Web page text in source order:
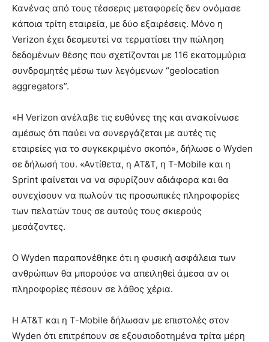
Κανένας από τους τέσσερις μεταφορείς δεν ονόμασε
κάποια τρίτη εταιρεία, με δύο εξαιρέσεις. Μόνο η
Verizon έχει δεσμευτεί να τερματίσει την πώληση
δεδομένων θέσης που σχετίζονται με 116 εκατομμύρια
συνδρομητές μέσω των λεγόμενων “geolocation
aggregators”.
«Η Verizon ανέλαβε τις ευθύνες της και ανακοίνωσε
αμέσως ότι παύει να συνεργάζεται με αυτές τις
εταιρείες για το συγκεκριμένο σκοπό», δήλωσε ο Wyden
σε δήλωσή του. «Αντίθετα, η AT&T, η T-Mobile και η
Sprint φαίνεται να να σφυρίζουν αδιάφορα και θα
συνεχίσουν να πωλούν τις προσωπικές πληροφορίες
των πελατών τους σε αυτούς τους σκιερούς
μεσάζοντες.
Ο Wyden παραπονέθηκε ότι η φυσική ασφάλεια των
ανθρώπων θα μπορούσε να απειληθεί άμεσα αν οι
πληροφορίες πέσουν σε λάθος χέρια.
Η AT&T και η T-Mobile δήλωσαν με επιστολές στον
Wyden ότι επιτρέπουν σε εξουσιοδοτημένα τρίτα μέρη